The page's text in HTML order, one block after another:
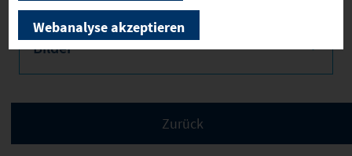
Bilder
Webanalyse akzeptieren